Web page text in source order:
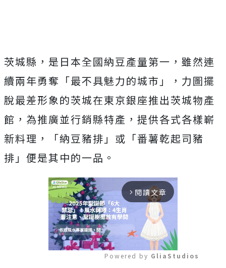
茨城縣，是日本全國納豆產量第一，雖然連
續兩年勇奪「最不具魅力的城市」，力圖擺
脫最差形象的茨城在東京銀座推出茨城物產
館，為推廣並行銷縣特產，提供各式各樣嶄
新料理，「納豆豬排」或「番薯乾起司豬
排」便是其中的一品。
arrow_forward_ios 閱讀文章
Powered by GliaStudios